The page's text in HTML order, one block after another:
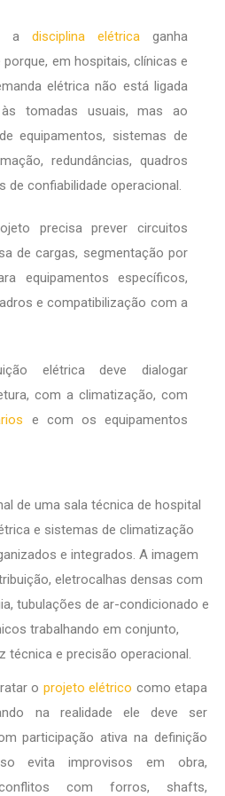
a disciplina elétricaganha
em hospitais, clínicas e
elétrica não está ligada
tomadas usuais, mas ao
equipamentos, sistemas de
redundâncias, quadros
de confiabilidade operacional.
precisa prever circuitos
de cargas, segmentação por
equipamentos específicos,
e compatibilização com a
elétrica deve dialogar
com a climatização, com
e com os equipamentos
o projeto elétrico como etapa
na realidade ele deve ser
participação ativa na definição
evita improvisos em obra,
com forros, shafts,